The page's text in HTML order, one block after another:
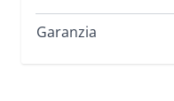
Garanzia